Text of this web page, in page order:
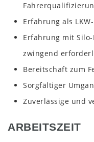
Erfahrung als
Erfahrung mit
zwingend
Bereitschaft zum
Sorgfältiger
Zuverlässige und
ARBEITSZEIT